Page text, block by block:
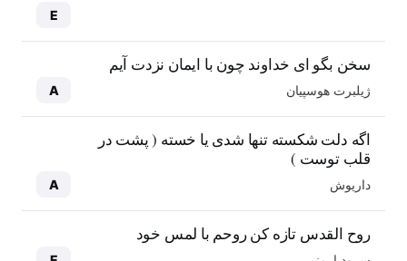
E
سخن بگو ای خداوند چون با ایمان نزدت آیم
ژیلبرت هوسپیان A
اگه دلت شکسته تنها شدی یا خسته ( پشت در
قلب توست )
داریوش A
روح القدس تازه کن روحم با لمس خود